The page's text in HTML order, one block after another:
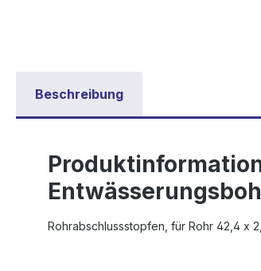
Beschreibung
Rohrabschlussstopfen, für Rohr 42,4 x